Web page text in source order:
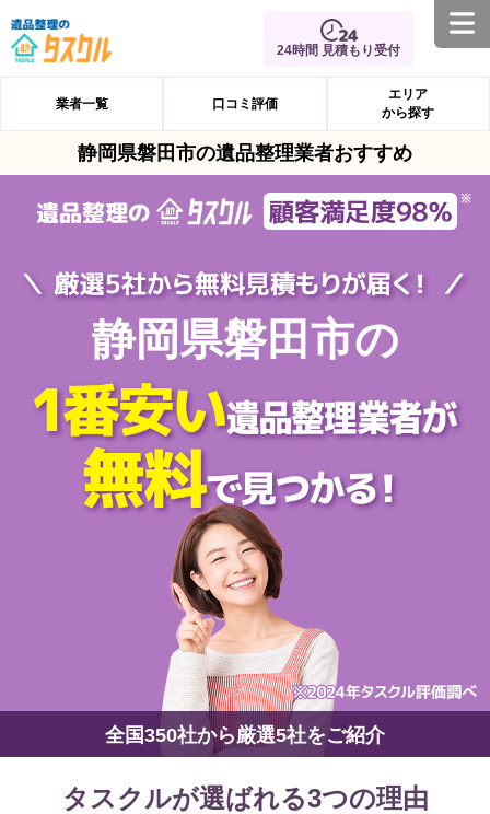
24時間 見積もり受付
業者一覧 口コミ評価
エリア
から探す
静岡県磐田市の遺品整理業者おすすめ
静岡県磐田市の
全国350社から厳選5社をご紹介
タスクルが選ばれる3つの理由